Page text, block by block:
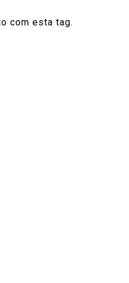
com esta tag.